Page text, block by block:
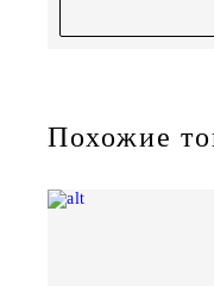
Похожие